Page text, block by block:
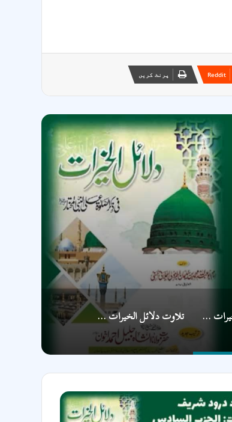
Reddit پرنٹ کریں
تلاوت دلائل الخیرات منزل 6 تلاوت دلائل الخیرات منزل 3